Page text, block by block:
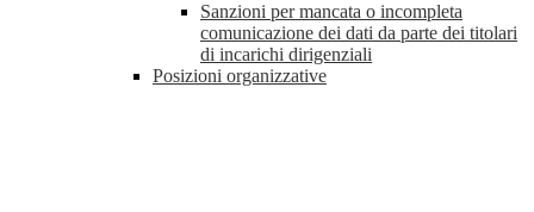
Sanzioni per mancata o incompleta
comunicazione dei dati da parte dei titolari
di incarichi dirigenziali
Posizioni organizzative